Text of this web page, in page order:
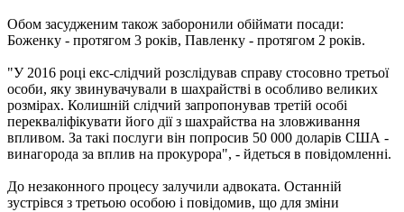
Обом засудженим також заборонили обіймати посади:
Боженку - протягом 3 років, Павленку - протягом 2 років.
"У 2016 році екс-слідчий розслідував справу стосовно третьої
особи, яку звинувачували в шахрайстві в особливо великих
розмірах. Колишній слідчий запропонував третій особі
перекваліфікувати його дії з шахрайства на зловживання
впливом. За такі послуги він попросив 50 000 доларів США -
винагорода за вплив на прокурора", - йдеться в повідомленні.
До незаконного процесу залучили адвоката. Останній
зустрівся з третьою особою і повідомив, що для зміни